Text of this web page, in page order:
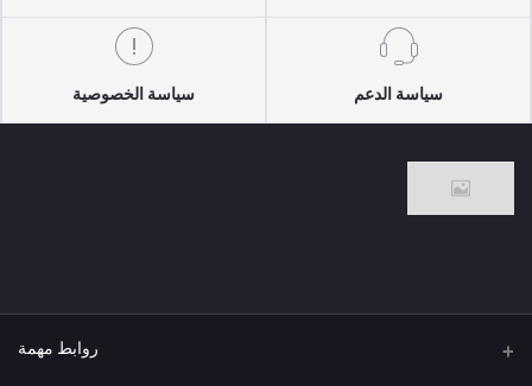
سياسة الدعم سياسة الخصوصية
روابط مهمة